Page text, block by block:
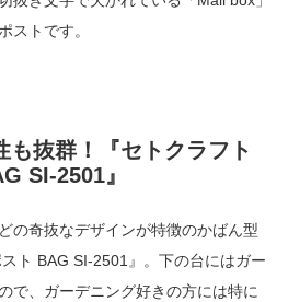
ストです。
も抜群！『セトクラフト
SI-2501』
の奇抜なデザインが特徴のかばん型
スト BAG SI-2501』。下の台にはガー
で、ガーデニング好きの方には特に